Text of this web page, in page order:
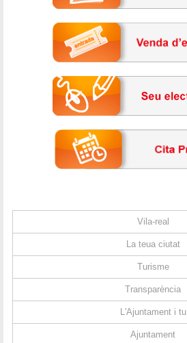
Vila-real
La teua ciutat
Turisme
Transparència
L'Ajuntament i tu
Ajuntament